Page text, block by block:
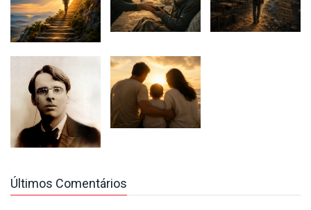
Últimos Comentários